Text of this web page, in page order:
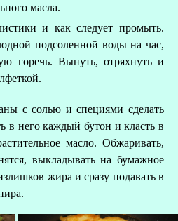
масла.
и как следует промыть.
подсоленной воды на час,
горечь. Вынуть, отряхнуть и
с солью и специями сделать
в него каждый бутон и класть в
масло. Обжаривать,
выкладывать на бумажное
жира и сразу подавать в